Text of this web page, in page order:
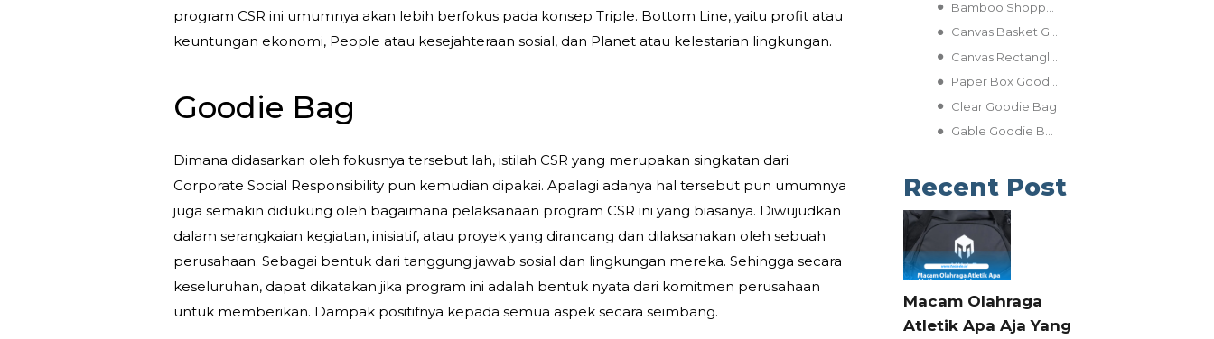
program CSR ini umumnya akan lebih berfokus pada konsep Triple. Bottom Line, yaitu profit atau
keuntungan ekonomi, People atau kesejahteraan sosial, dan Planet atau kelestarian lingkungan.
Goodie Bag
Dimana didasarkan oleh fokusnya tersebut lah, istilah CSR yang merupakan singkatan dari
Corporate Social Responsibility pun kemudian dipakai. Apalagi adanya hal tersebut pun umumnya
juga semakin didukung oleh bagaimana pelaksanaan program CSR ini yang biasanya. Diwujudkan
dalam serangkaian kegiatan, inisiatif, atau proyek yang dirancang dan dilaksanakan oleh sebuah
perusahaan. Sebagai bentuk dari tanggung jawab sosial dan lingkungan mereka. Sehingga secara
keseluruhan, dapat dikatakan jika program ini adalah bentuk nyata dari komitmen perusahaan
untuk memberikan. Dampak positifnya kepada semua aspek secara seimbang.
Clear Goodie Bag
Recent Post
Macam Olahraga
Atletik Apa Aja Yang